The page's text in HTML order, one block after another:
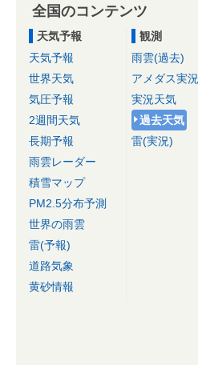
全国のコンテンツ
天気予報
天気予報
世界天気
気圧予報
2週間天気
長期予報
雨雲レーダー
積雪マップ
PM2.5分布予測
世界の雨雲
雷(予報)
道路気象
黄砂情報
観測
雨雲(過去)
アメダス実況
実況天気
過去天気
雷(実況)